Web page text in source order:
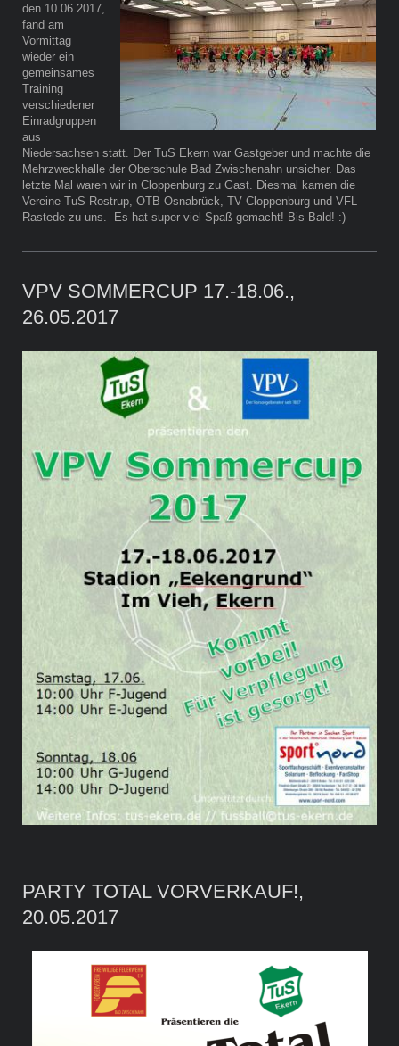
den 10.06.2017,
fand am
Vormittag
wieder ein
gemeinsames
Training
verschiedener
Einradgruppen
aus
Niedersachsen statt. Der TuS Ekern war Gastgeber und machte die
Mehrzweckhalle der Oberschule Bad Zwischenahn unsicher. Das
letzte Mal waren wir in Cloppenburg zu Gast. Diesmal kamen die
Vereine TuS Rostrup, OTB Osnabrück, TV Cloppenburg und VFL
Rastede zu uns. Es hat super viel Spaß gemacht! Bis Bald! :)
VPV SOMMERCUP 17.-18.06.,
26.05.2017
PARTY TOTAL VORVERKAUF!,
20.05.2017